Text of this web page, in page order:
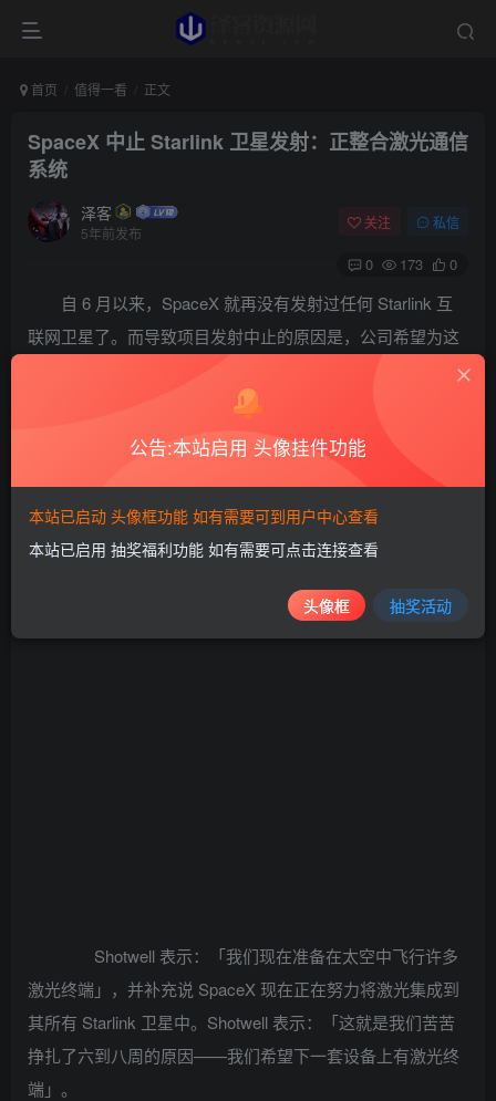
首页 值得一看 正文
SpaceX 中止 Starlink 卫星发射：正整合激光通信
系统
泽客
5年前发布
关注 私信
0 173 0
自 6 月以来，SpaceX 就再没有发射过任何 Starlink 互
联网卫星了。而导致项目发射中止的原因是，公司希望为这
会上，SpaceX 总裁兼首席运营官 Gwynne Shotwell 解释了
Shotwell 表示：「我们现在准备在太空中飞行许多
激光终端」，并补充说 SpaceX 现在正在努力将激光集成到
其所有 Starlink 卫星中。Shotwell 表示：「这就是我们苦苦
挣扎了六到八周的原因——我们希望下一套设备上有激光终
端」。
公告:本站启用 头像挂件功能
本站已启动 头像框功能 如有需要可到用户中心查看
本站已启用 抽奖福利功能 如有需要可点击连接查看
头像框 抽奖活动